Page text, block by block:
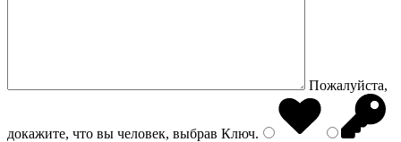
Пожалуйста,
докажите, что вы человек, выбрав Ключ.